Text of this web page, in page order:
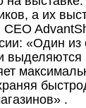
а их
«Один
выделяются
.